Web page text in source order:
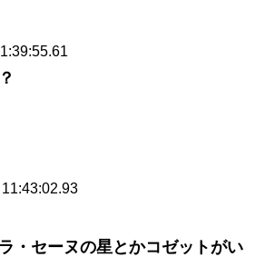
・セーヌの星とかコゼットがい